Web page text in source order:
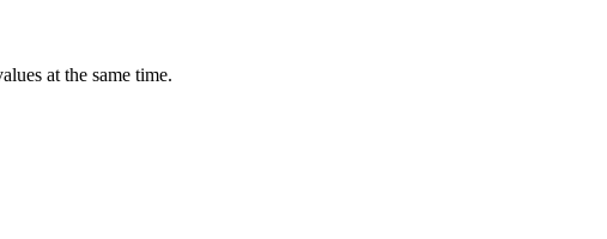
at the same time.